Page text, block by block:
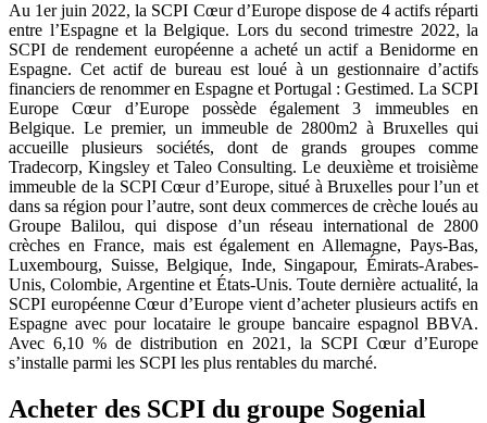
Au 1er juin 2022, la SCPI Cœur d’Europe dispose de 4 actifs réparti
entre l’Espagne et la Belgique. Lors du second trimestre 2022, la
SCPI de rendement européenne a acheté un actif a Benidorme en
Espagne. Cet actif de bureau est loué à un gestionnaire d’actifs
financiers de renommer en Espagne et Portugal : Gestimed. La SCPI
Europe Cœur d’Europe possède également 3 immeubles en
Belgique. Le premier, un immeuble de 2800m2 à Bruxelles qui
accueille plusieurs sociétés, dont de grands groupes comme
Tradecorp, Kingsley et Taleo Consulting. Le deuxième et troisième
immeuble de la SCPI Cœur d’Europe, situé à Bruxelles pour l’un et
dans sa région pour l’autre, sont deux commerces de crèche loués au
Groupe Balilou, qui dispose d’un réseau international de 2800
crèches en France, mais est également en Allemagne, Pays-Bas,
Luxembourg, Suisse, Belgique, Inde, Singapour, Émirats-Arabes-
Unis, Colombie, Argentine et États-Unis. Toute dernière actualité, la
SCPI européenne Cœur d’Europe vient d’acheter plusieurs actifs en
Espagne avec pour locataire le groupe bancaire espagnol BBVA.
Avec 6,10 % de distribution en 2021, la SCPI Cœur d’Europe
s’installe parmi les SCPI les plus rentables du marché.
Acheter des SCPI du groupe Sogenial